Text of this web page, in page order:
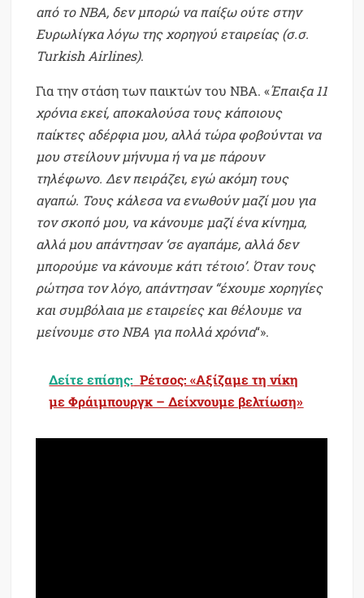
από το ΝΒΑ, δεν μπορώ να παίξω ούτε στην
Ευρωλίγκα λόγω της χορηγού εταιρείας (σ.σ.
Turkish Airlines).
Για την στάση των παικτών του ΝΒΑ. «Έπαιξα 11
χρόνια εκεί, αποκαλούσα τους κάποιους
παίκτες αδέρφια μου, αλλά τώρα φοβούνται να
μου στείλουν μήνυμα ή να με πάρουν
τηλέφωνο. Δεν πειράζει, εγώ ακόμη τους
αγαπώ. Τους κάλεσα να ενωθούν μαζί μου για
τον σκοπό μου, να κάνουμε μαζί ένα κίνημα,
αλλά μου απάντησαν ‘σε αγαπάμε, αλλά δεν
μπορούμε να κάνουμε κάτι τέτοιο’. Όταν τους
ρώτησα τον λόγο, απάντησαν “έχουμε χορηγίες
και συμβόλαια με εταιρείες και θέλουμε να
μείνουμε στο ΝΒΑ για πολλά χρόνια“».
Δείτε επίσης: Ρέτσος: «Αξίζαμε τη νίκη
με Φράιμπουργκ – Δείχνουμε βελτίωση»